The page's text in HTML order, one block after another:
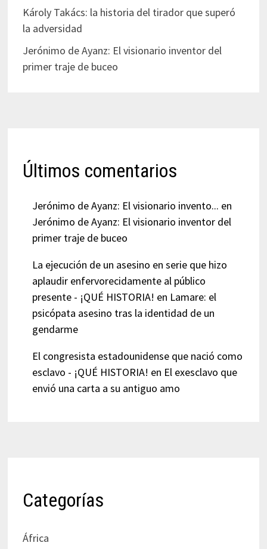
Károly Takács: la historia del tirador que superó
la adversidad
Jerónimo de Ayanz: El visionario inventor del
primer traje de buceo
Últimos comentarios
Jerónimo de Ayanz: El visionario invento... en
Jerónimo de Ayanz: El visionario inventor del
primer traje de buceo
La ejecución de un asesino en serie que hizo
aplaudir enfervorecidamente al público
presente - ¡QUÉ HISTORIA! en Lamare: el
psicópata asesino tras la identidad de un
gendarme
El congresista estadounidense que nació como
esclavo - ¡QUÉ HISTORIA! en El exesclavo que
envió una carta a su antiguo amo
Categorías
África